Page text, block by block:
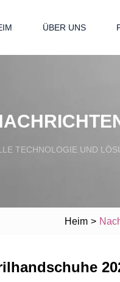
ÜBER UNS
TECHNOLOGIE UND
Heim >